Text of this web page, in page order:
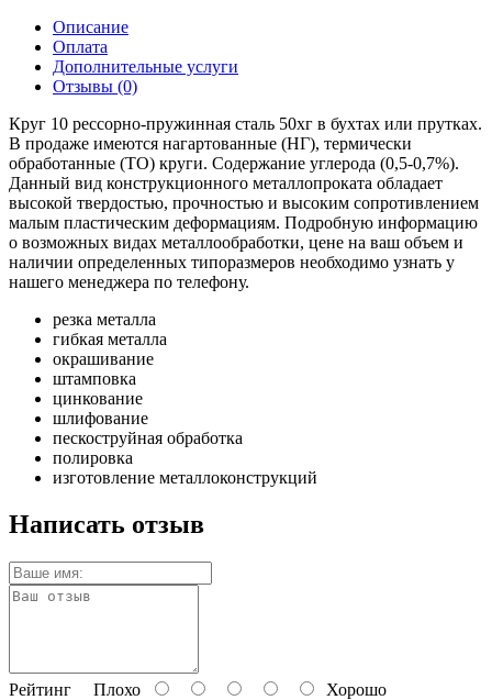
Описание
Оплата
Дополнительные услуги
Отзывы (0)
Круг 10 рессорно-пружинная сталь 50хг в бухтах или прутках.
В продаже имеются нагартованные (НГ), термически
обработанные (ТО) круги. Содержание углерода (0,5-0,7%).
Данный вид конструкционного металлопроката обладает
высокой твердостью, прочностью и высоким сопротивлением
малым пластическим деформациям. Подробную информацию
о возможных видах металлообработки, цене на ваш объем и
наличии определенных типоразмеров необходимо узнать у
нашего менеджера по телефону.
резка металла
гибкая металла
окрашивание
штамповка
цинкование
шлифование
пескоструйная обработка
полировка
изготовление металлоконструкций
Написать отзыв
Рейтинг Плохо Хорошо